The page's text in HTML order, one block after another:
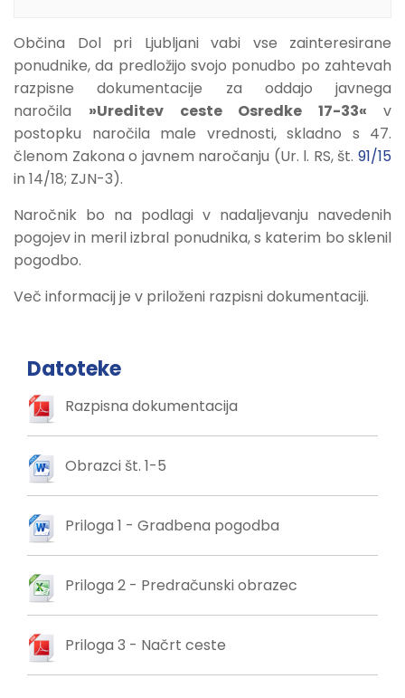
Občina Dol pri Ljubljani vabi vse zainteresirane
ponudnike, da predložijo svojo ponudbo po zahtevah
razpisne dokumentacije za oddajo javnega
naročila »Ureditev ceste Osredke 17-33«v
postopku naročila male vrednosti, skladno s 47.
členom Zakona o javnem naročanju (Ur. l. RS, št. 91/15
in 14/18; ZJN-3).
Naročnik bo na podlagi v nadaljevanju navedenih
pogojev in meril izbral ponudnika, s katerim bo sklenil
pogodbo.
Več informacij je v priloženi razpisni dokumentaciji.
Datoteke
Razpisna dokumentacija
Obrazci št. 1-5
Priloga 1 - Gradbena pogodba
Priloga 2 - Predračunski obrazec
Priloga 3 - Načrt ceste